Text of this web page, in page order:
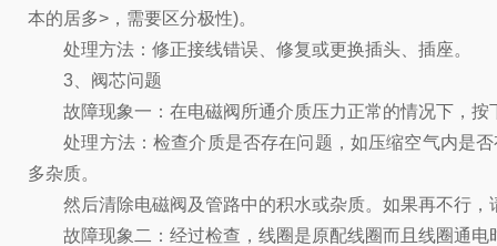
本的居多>，需要区分极性)。
处理方法：修正接线错误、修复或更换插头、插座。
3、阀芯问题
故障现象一：在电磁阀所通介质压力正常的情况下，按
处理方法：检查介质是否存在问题，如压缩空气内是否
多杂质。
然后清除电磁阀及管路中的积水或杂质。如果再不行，
故障现象二：经过检查，线圈是原配线圈而且线圈通电